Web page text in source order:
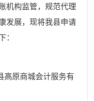
机构监管，规范代理
发展，现将我县申请
：
高原商城会计服务有